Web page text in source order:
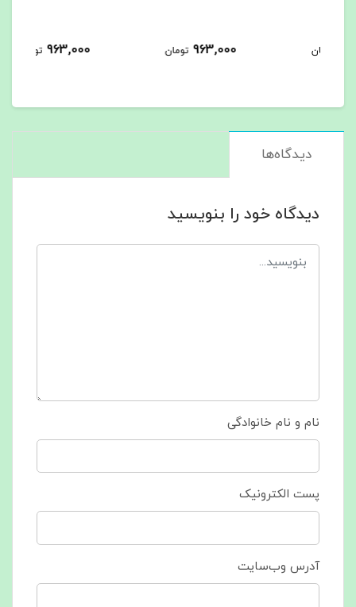
963,000 تومان 963,000 تومان
دیدگاه‌ها
دیدگاه خود را بنویسید
نام و نام خانوادگی
پست الکترونیک
آدرس وب‌سایت